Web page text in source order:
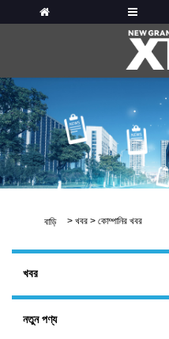
বাড়ি > খবর > কোম্পানির খবর
খবর
নতুন পণ্য